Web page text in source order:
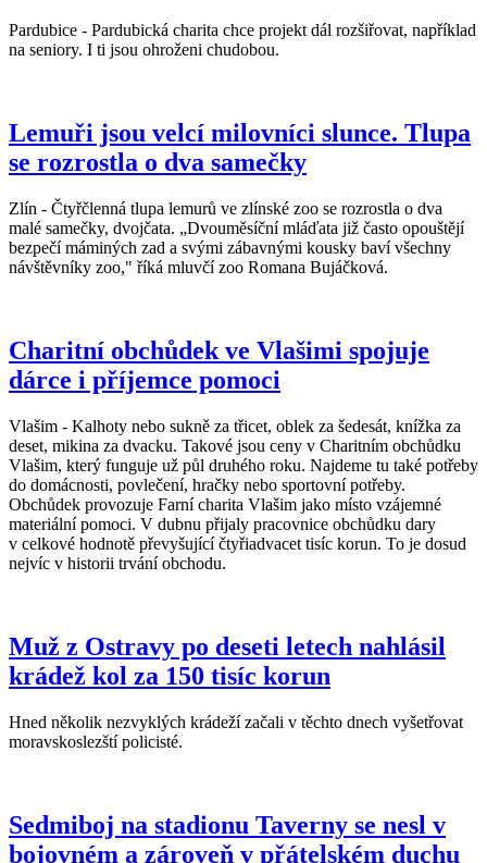
Pardubice - Pardubická charita chce projekt dál rozšiřovat, například
na seniory. I ti jsou ohroženi chudobou.
Lemuři jsou velcí milovníci slunce. Tlupa
se rozrostla o dva samečky
Zlín - Čtyřčlenná tlupa lemurů ve zlínské zoo se rozrostla o dva
malé samečky, dvojčata. „Dvouměsíční mláďata již často opouštějí
bezpečí máminých zad a svými zábavnými kousky baví všechny
návštěvníky zoo," říká mluvčí zoo Romana Bujáčková.
Charitní obchůdek ve Vlašimi spojuje
dárce i příjemce pomoci
Vlašim - Kalhoty nebo sukně za třicet, oblek za šedesát, knížka za
deset, mikina za dvacku. Takové jsou ceny v Charitním obchůdku
Vlašim, který funguje už půl druhého roku. Najdeme tu také potřeby
do domácnosti, povlečení, hračky nebo sportovní potřeby.
Obchůdek provozuje Farní charita Vlašim jako místo vzájemné
materiální pomoci. V dubnu přijaly pracovnice obchůdku dary
v celkové hodnotě převyšující čtyřiadvacet tisíc korun. To je dosud
nejvíc v historii trvání obchodu.
Muž z Ostravy po deseti letech nahlásil
krádež kol za 150 tisíc korun
Hned několik nezvyklých krádeží začali v těchto dnech vyšetřovat
moravskoslezští policisté.
Sedmiboj na stadionu Taverny se nesl v
bojovném a zároveň v přátelském duchu